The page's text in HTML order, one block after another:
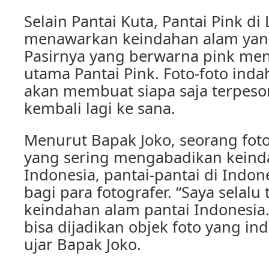
Selain Pantai Kuta, Pantai Pink di
menawarkan keindahan alam
Pasirnya yang berwarna pink
utama Pantai Pink. Foto-foto
akan membuat siapa saja
kembali lagi ke sana.
Menurut Bapak Joko, seorang
yang sering mengabadikan
Indonesia, pantai-pantai di
bagi para fotografer. “Saya
keindahan alam pantai
bisa dijadikan objek foto yang
ujar Bapak Joko.